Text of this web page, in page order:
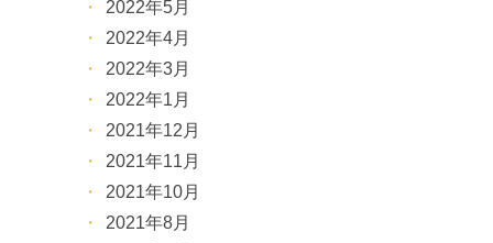
2022年5月
2022年4月
2022年3月
2022年1月
2021年12月
2021年11月
2021年10月
2021年8月